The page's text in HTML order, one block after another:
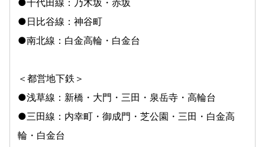
●日比谷線：神谷町
●南北線：白金高輪・白金台
＜都営地下鉄＞
●浅草線：新橋・大門・三田・泉岳寺・高輪台
●三田線：内幸町・御成門・芝公園・三田・白金高
輪・白金台